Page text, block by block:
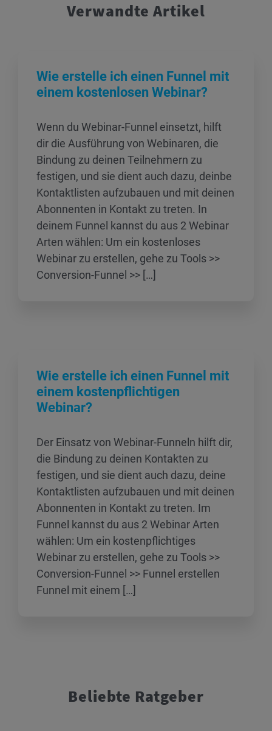
Verwandte Artikel
Wie erstelle ich einen Funnel mit
einem kostenlosen Webinar?
Wenn du Webinar-Funnel einsetzt, hilft
dir die Ausführung von Webinaren, die
Bindung zu deinen Teilnehmern zu
festigen, und sie dient auch dazu, deinbe
Kontaktlisten aufzubauen und mit deinen
Abonnenten in Kontakt zu treten. In
deinem Funnel kannst du aus 2 Webinar
Arten wählen: Um ein kostenloses
Webinar zu erstellen, gehe zu Tools >>
Conversion-Funnel >> […]
Wie erstelle ich einen Funnel mit
einem kostenpflichtigen
Webinar?
Der Einsatz von Webinar-Funneln hilft dir,
die Bindung zu deinen Kontakten zu
festigen, und sie dient auch dazu, deine
Kontaktlisten aufzubauen und mit deinen
Abonnenten in Kontakt zu treten. Im
Funnel kannst du aus 2 Webinar Arten
wählen: Um ein kostenpflichtiges
Webinar zu erstellen, gehe zu Tools >>
Conversion-Funnel >> Funnel erstellen
Funnel mit einem […]
Beliebte Ratgeber